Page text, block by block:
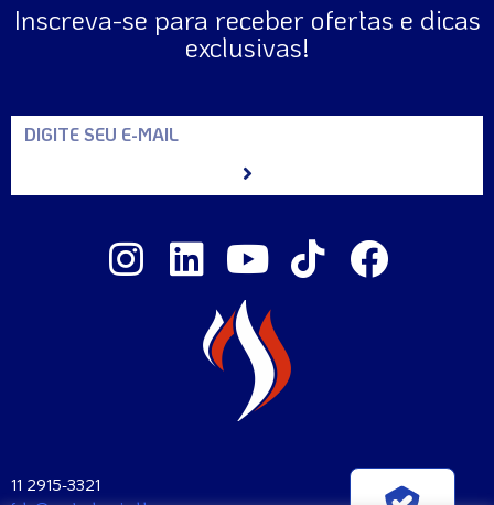
Inscreva-se para receber ofertas e dicas
exclusivas!
11 2915-3321